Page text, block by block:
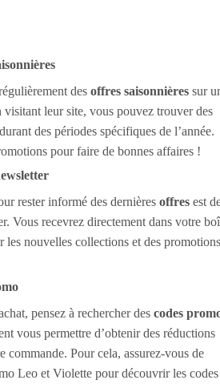
des offres saisonnières sur
leur site, vous pouvez trouver des
des périodes spécifiques de l’année.
pour faire de bonnes affaires !
rester informé des dernières offres est
Vous recevrez directement dans votre
les nouvelles collections et des promotions
pensez à rechercher des codes
vous permettre d’obtenir des réductions
commande. Pour cela, assurez-vous de
Leo et Violette pour découvrir les codes